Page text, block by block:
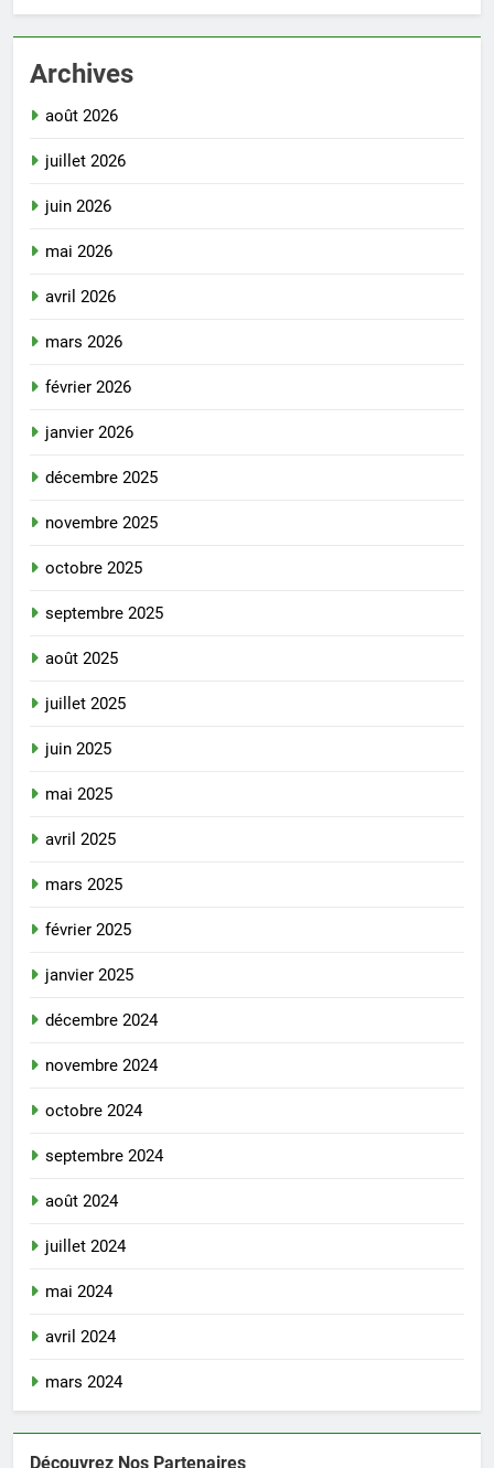
Archives
août 2026
juillet 2026
juin 2026
mai 2026
avril 2026
mars 2026
février 2026
janvier 2026
décembre 2025
novembre 2025
octobre 2025
septembre 2025
août 2025
juillet 2025
juin 2025
mai 2025
avril 2025
mars 2025
février 2025
janvier 2025
décembre 2024
novembre 2024
octobre 2024
septembre 2024
août 2024
juillet 2024
mai 2024
avril 2024
mars 2024
Découvrez Nos Partenaires